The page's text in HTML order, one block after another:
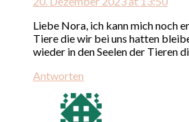
Liebe Nora, ich kann mich noch
Tiere die wir bei uns hatten
wieder in den Seelen der Tieren
Antworten